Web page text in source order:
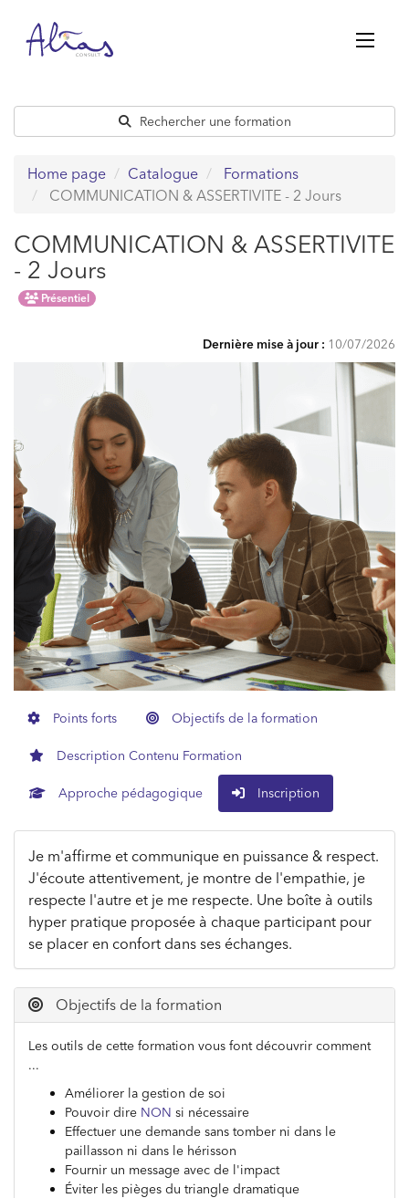
contenu
Rechercher une formation
Home page Catalogue
Formations
COMMUNICATION & ASSERTIVITE - 2 Jours
COMMUNICATION & ASSERTIVITE
- 2 Jours
Présentiel
Dernière mise à jour : 10/07/2026
Points forts Objectifs de la formation
Description Contenu Formation
Approche pédagogique Inscription
Je m'affirme et communique en puissance & respect.
J'écoute attentivement, je montre de l'empathie, je
respecte l'autre et je me respecte. Une boîte à outils
hyper pratique proposée à chaque participant pour
se placer en confort dans ses échanges.
Objectifs de la formation
Les outils de cette formation vous font découvrir comment
...
Améliorer la gestion de soi
Pouvoir dire NON si nécessaire
Effectuer une demande sans tomber ni dans le
paillasson ni dans le hérisson
Fournir un message avec de l'impact
Éviter les pièges du triangle dramatique